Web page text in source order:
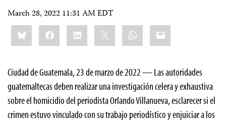
March 28, 2022 11:31 AM EDT
Share
this:BlueskyFacebookLinkedIn WhatsApp
Email
Ciudad de Guatemala, 23 de marzo de 2022 — Las autoridades
guatemaltecas deben realizar una investigación celera y exhaustiva
sobre el homicidio del periodista Orlando Villanueva, esclarecer si el
crimen estuvo vinculado con su trabajo periodístico y enjuiciar a los